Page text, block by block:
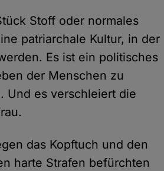
Stoff oder normales
patriarchale Kultur, in der
Es ist ein politisches
der Menschen zu
Und es verschleiert die
das Kopftuch und den
harte Strafen befürchten